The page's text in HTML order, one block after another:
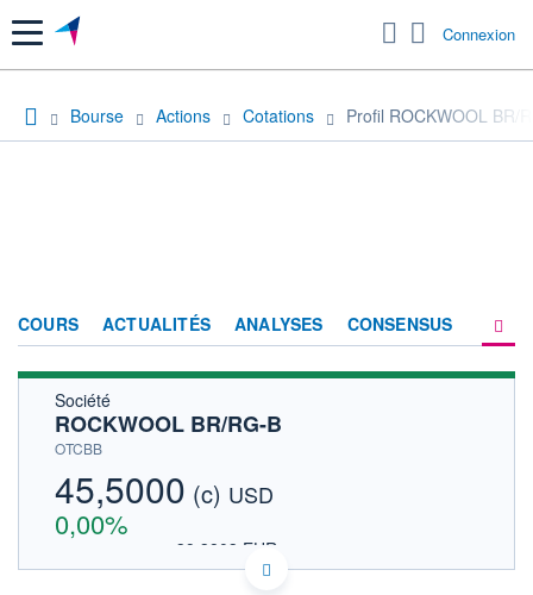
Menu Connexion
Bourse Actions Cotations Profil ROCKWOOL BR/
COURS ACTUALITÉS ANALYSES CONSENSUS
ACTIONNAIRES
Société
ROCKWOOL BR/RG-B
OTCBB
45,5000 (c) USD
0,00%
39,3803 EUR